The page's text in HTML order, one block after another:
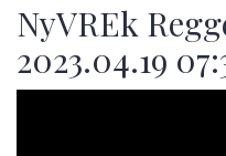
NyVREk
2023.04.19